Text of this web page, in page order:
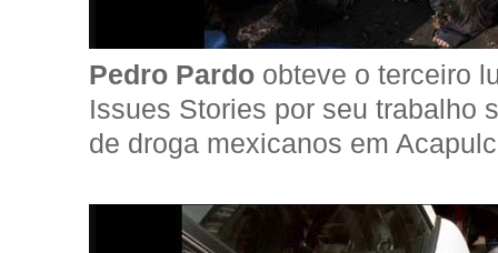
Pedro Pardo obteve o terceiro
Issues Stories por seu trabalho
de droga mexicanos em